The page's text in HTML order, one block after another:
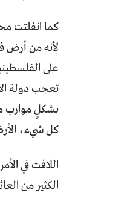
كما انفلتت
لأنه من أرض
على
تعجب دولة
بشكلٍ موارب
كل شيء،
اللافت في
الكثير من